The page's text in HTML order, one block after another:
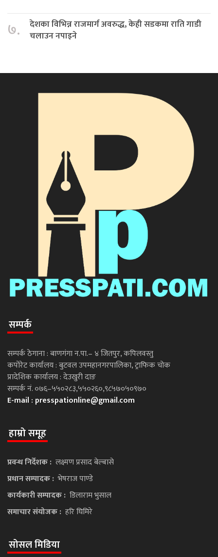
७.
देशका विभिन्न राजमार्ग अवरुद्ध, केही सडकमा राति गाडी
चलाउन नपाइने
सम्पर्क
सम्पर्क ठेगाना : बाणगंगा न.पा.– ४ जितपुर, कपिलवस्तु
कपोरेट कार्यालय : बुटवल उपमहानगरपालिका, ट्राफिक चोक
प्रादेशिक कार्यालय : देउखुरी दाङ
सम्पर्क नं. ०७६–५५०२८३,५५०२६०,९८५७०५०९७०
E-mail : presspationline@gmail.com
हाम्रो समूह
प्रवन्ध निर्देशक : लक्ष्मण प्रसाद बेल्बासे
प्रधान सम्पादक : भेषराज पाण्डे
कार्यकारी सम्पादक : डिलाराम भुसाल
समाचार संयोजक : हरि घिमिरे
सोसल मिडिया